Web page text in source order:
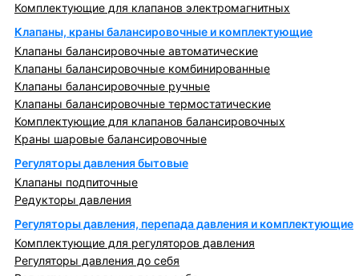
Комплектующие для клапанов электромагнитных
Клапаны, краны балансировочные и комплектующие
Клапаны балансировочные автоматические
Клапаны балансировочные комбинированные
Клапаны балансировочные ручные
Клапаны балансировочные термостатические
Комплектующие для клапанов балансировочных
Краны шаровые балансировочные
Регуляторы давления бытовые
Клапаны подпиточные
Редукторы давления
Регуляторы давления, перепада давления и комплектующие
Комплектующие для регуляторов давления
Регуляторы давления до себя